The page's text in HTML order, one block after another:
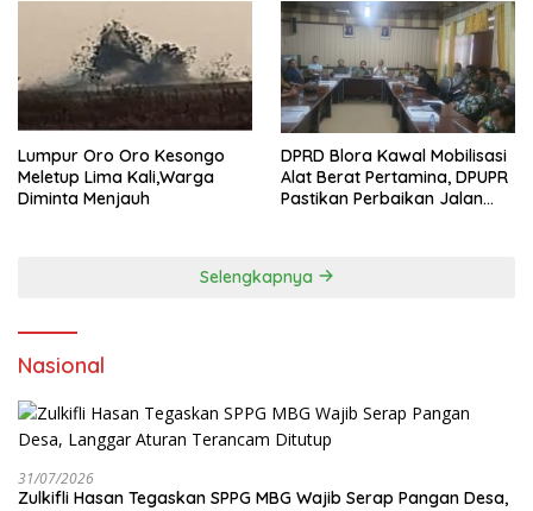
Lumpur Oro Oro Kesongo
Meletup Lima Kali,Warga
Diminta Menjauh
DPRD Blora Kawal Mobilisasi
Alat Berat Pertamina, DPUPR
Pastikan Perbaikan Jalan
Selengkapnya
Nasional
31/07/2026
Zulkifli Hasan Tegaskan SPPG MBG Wajib Serap Pangan Desa,